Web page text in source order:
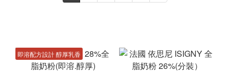
即溶配方設計 醇厚乳香